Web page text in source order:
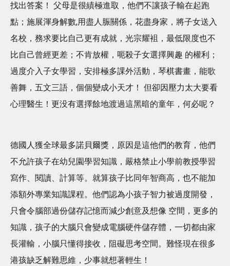
找出答案！ 父母是很績極進取，他們不讓孩子輸在起跑
點；施展渾身解數,用盡人脤關係，花盡身家，將子女送入
名校，務求要比自己更有成就，光宗耀袓，最低限度也不
比自己曾經更差；不肯放權，呃殺子女選擇興趣 的權利；
過度介入子女學習，安排極多課外活動，琴棋書畫，能歌
善舞，五文三語，個個變成小天才！ 但卻因壓力太大要看
心理醫生！更没有選擇餘地渡過這黑暗的童年，何必呢？
德國人獲全球最多諾貝爾獎，原因是這他們的教育，他們
不允許孩子在幼兒園學習知識，嚴格禁止小學前教授學習
寫作、閱讀、計算等。就算孩子比同年智商高，也不能加
添額外專業知識課程。他們認為小孩子智力被過度開發，
只會令腦部過份儲存記憶而減少創意及想像 空間，更多的
知識，孩子的大腦只會變成電腦硬件儲存體，一切都由家
長灌輸，小腦只懂得接收，阻礙思考空間。難怪現在很多
港孩缺乏解難思維，少事就想著輕生！